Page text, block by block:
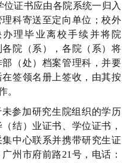
位证书应由各院系统一归入
科寄送至定向单位；校外
理毕业离校手续并将院
各院（系），各院（系）将
（处）档案管理科，并要
签领名册上签收，由其按
。
未参加研究生院组织的学历
结）业证书、学位证书，
中心联系并携带研究生证
州市府前路21号，电话：